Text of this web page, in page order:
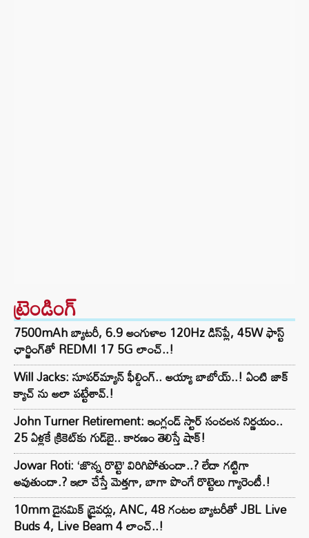
ట్రెండింగ్‌
7500mAh బ్యాటరీ, 6.9 అంగుళాల 120Hz డిస్‌ప్లే, 45W ఫాస్ట్
ఛార్జింగ్‌తో REDMI 17 5G లాంచ్..!
Will Jacks: సూపర్‌మ్యాన్ ఫీల్డింగ్.. అయ్యా బాబోయ్..! ఏంటి జాక్
క్యాచ్ ను అలా పట్టేశావ్.!
John Turner Retirement: ఇంగ్లండ్ స్టార్ సంచలన నిర్ణయం..
25 ఏళ్లకే క్రికెట్‌కు గుడ్‌బై.. కారణం తెలిస్తే షాక్!
Jowar Roti: ‘జొన్న రొట్టె’ విరిగిపోతుందా..? లేదా గట్టిగా
అవుతుందా.? ఇలా చేస్తే మెత్తగా, బాగా పొంగే రొట్టెలు గ్యారెంటీ.!
10mm డైనమిక్ డ్రైవర్లు, ANC, 48 గంటల బ్యాటరీతో JBL Live
Buds 4, Live Beam 4 లాంచ్..!